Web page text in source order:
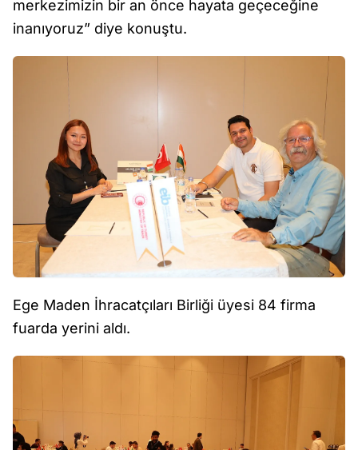
merkezimizin bir an önce hayata geçeceğine
inanıyoruz” diye konuştu.
Ege Maden İhracatçıları Birliği üyesi 84 firma
fuarda yerini aldı.